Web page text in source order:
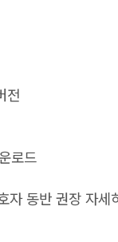
전
로드
자 동반 권장 자세